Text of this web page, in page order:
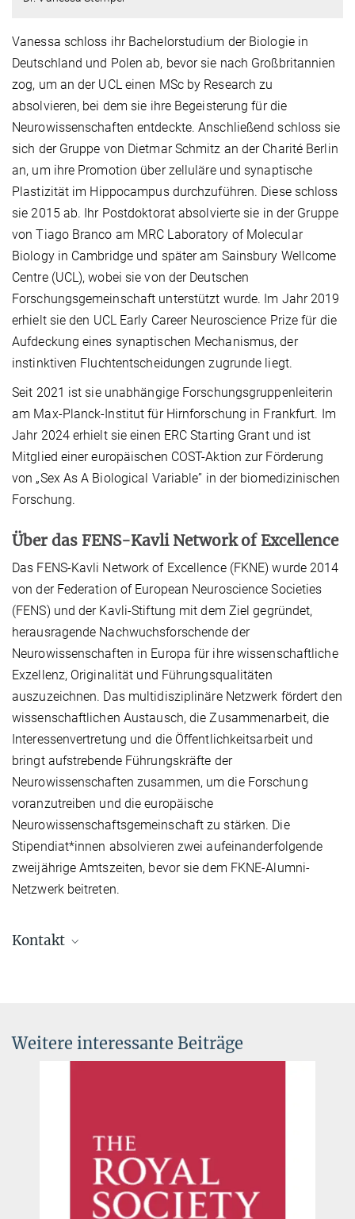
Vanessa schloss ihr Bachelorstudium der Biologie in
Deutschland und Polen ab, bevor sie nach Großbritannien
zog, um an der UCL einen MSc by Research zu
absolvieren, bei dem sie ihre Begeisterung für die
Neurowissenschaften entdeckte. Anschließend schloss sie
sich der Gruppe von Dietmar Schmitz an der Charité Berlin
an, um ihre Promotion über zelluläre und synaptische
Plastizität im Hippocampus durchzuführen. Diese schloss
sie 2015 ab. Ihr Postdoktorat absolvierte sie in der Gruppe
von Tiago Branco am MRC Laboratory of Molecular
Biology in Cambridge und später am Sainsbury Wellcome
Centre (UCL), wobei sie von der Deutschen
Forschungsgemeinschaft unterstützt wurde. Im Jahr 2019
erhielt sie den UCL Early Career Neuroscience Prize für die
Aufdeckung eines synaptischen Mechanismus, der
instinktiven Fluchtentscheidungen zugrunde liegt.
Seit 2021 ist sie unabhängige Forschungsgruppenleiterin
am Max-Planck-Institut für Hirnforschung in Frankfurt. Im
Jahr 2024 erhielt sie einen ERC Starting Grant und ist
Mitglied einer europäischen COST-Aktion zur Förderung
von „Sex As A Biological Variable” in der biomedizinischen
Forschung.
Über das FENS-Kavli Network of Excellence
Das FENS-Kavli Network of Excellence (FKNE) wurde 2014
von der Federation of European Neuroscience Societies
(FENS) und der Kavli-Stiftung mit dem Ziel gegründet,
herausragende Nachwuchsforschende der
Neurowissenschaften in Europa für ihre wissenschaftliche
Exzellenz, Originalität und Führungsqualitäten
auszuzeichnen. Das multidisziplinäre Netzwerk fördert den
wissenschaftlichen Austausch, die Zusammenarbeit, die
Interessenvertretung und die Öffentlichkeitsarbeit und
bringt aufstrebende Führungskräfte der
Neurowissenschaften zusammen, um die Forschung
voranzutreiben und die europäische
Neurowissenschaftsgemeinschaft zu stärken. Die
Stipendiat*innen absolvieren zwei aufeinanderfolgende
zweijährige Amtszeiten, bevor sie dem FKNE-Alumni-
Netzwerk beitreten.
Kontakt
Max Planck Institute for Brain Research , Max-von-Laue-Str. 4
60438 Frankfurt Germany
Weitere interessante Beiträge